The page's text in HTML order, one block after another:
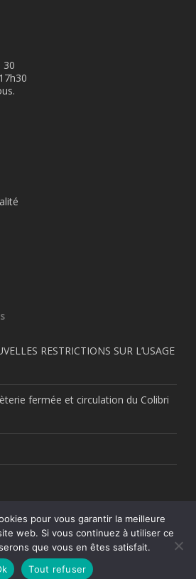
30
RESTRICTIONS SUR L’USAGE
fermée et circulation du Colibri
réservés Thil.fr. Une créationMy Freelance
pour vous garantir la meilleure
web. Si vous continuez à utiliser ce
que vous en êtes satisfait.
Tout refuser